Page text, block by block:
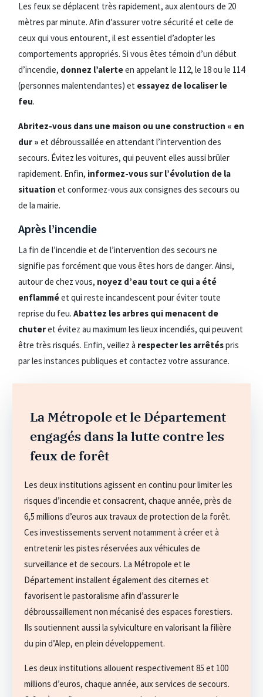
Les feux se déplacent très rapidement, aux alentours de 20
mètres par minute. Afin d’assurer votre sécurité et celle de
ceux qui vous entourent, il est essentiel d’adopter les
comportements appropriés. Si vous êtes témoin d’un début
d’incendie, donnez l’alerteen appelant le 112, le 18 ou le 114
(personnes malentendantes) et essayez de localiser le
feu.
Abritez-vous dans une maison ou une construction « en
dur » et débroussaillée en attendant l’intervention des
secours. Évitez les voitures, qui peuvent elles aussi brûler
rapidement. Enfin, informez-vous sur l’évolution de la
situation et conformez-vous aux consignes des secours ou
de la mairie.
Après l’incendie
La fin de l’incendie et de l’intervention des secours ne
signifie pas forcément que vous êtes hors de danger. Ainsi,
autour de chez vous, noyez d’eau tout ce qui a été
enflamméet qui reste incandescent pour éviter toute
reprise du feu. Abattez les arbres qui menacent de
chuteret évitez au maximum les lieux incendiés, qui peuvent
être très risqués. Enfin, veillez à respecter les arrêtéspris
par les instances publiques et contactez votre assurance.
La Métropole et le Département
engagés dans la lutte contre les
feux de forêt
Les deux institutions agissent en continu pour limiter les
risques d’incendie et consacrent, chaque année, près de
6,5 millions d’euros aux travaux de protection de la forêt.
Ces investissements servent notamment à créer et à
entretenir les pistes réservées aux véhicules de
surveillance et de secours. La Métropole et le
Département installent également des citernes et
favorisent le pastoralisme afin d’assurer le
débroussaillement non mécanisé des espaces forestiers.
Ils soutiennent aussi la sylviculture en valorisant la filière
du pin d’Alep, en plein développement.
Les deux institutions allouent respectivement 85 et 100
millions d’euros, chaque année, aux services de secours.